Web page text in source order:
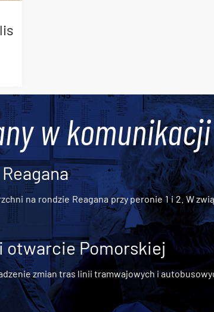
w
na rondzie Reagana przy peronie 1 i 2. W
otwarcie Pomorskiej
zmian tras linii tramwajowych i